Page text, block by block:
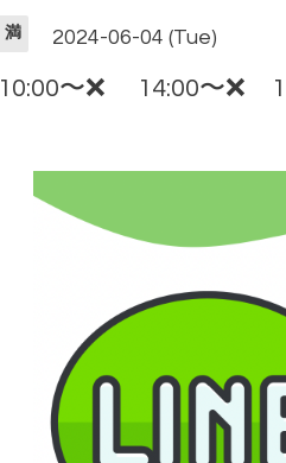
満 2024-06-04 (Tue)
10:00〜❌ 14:00〜❌